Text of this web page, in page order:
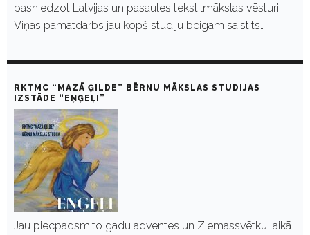
pasniedzot Latvijas un pasaules tekstilmākslas vēsturi.
Viņas pamatdarbs jau kopš studiju beigām saistīts…
RKTMC “MAZĀ ĢILDE” BĒRNU MĀKSLAS STUDIJAS
IZSTĀDE “EŅĢEĻI”
Jau piecpadsmito gadu adventes un Ziemassvētku laikā